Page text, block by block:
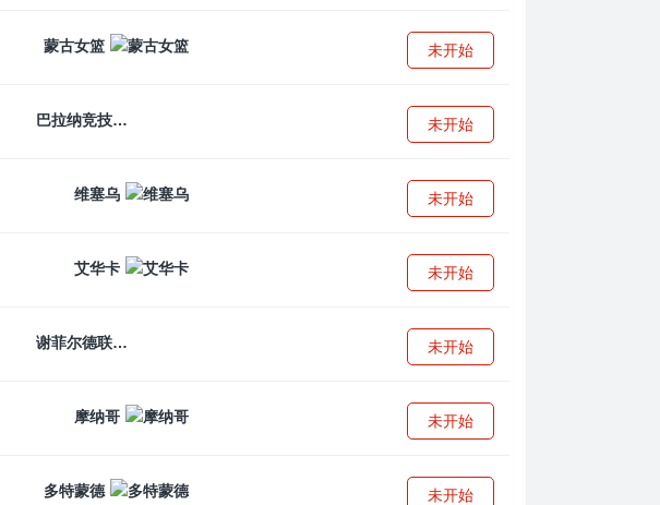
蒙古女篮 未开始
巴拉纳竞技 未开始
维塞乌 未开始
艾华卡 未开始
谢菲尔德联 未开始
摩纳哥 未开始
多特蒙德 未开始